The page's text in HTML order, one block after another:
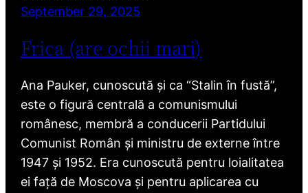
September 29, 2025
Frica (are ochii mari)
Ana Pauker, cunoscută și ca “Stalin în fustă”,
este o figură centrală a comunismului
românesc, membră a conducerii Partidului
Comunist Român și ministru de externe între
1947 și 1952. Era cunoscută pentru loialitatea
ei față de Moscova și pentru aplicarea cu